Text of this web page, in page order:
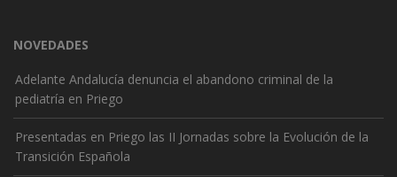
NOVEDADES
Adelante Andalucía denuncia el abandono criminal de la
pediatría en Priego
Presentadas en Priego las II Jornadas sobre la Evolución de la
Transición Española